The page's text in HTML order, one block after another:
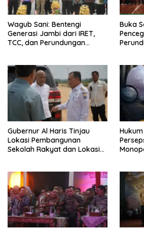
Wagub Sani: Bentengi
Generasi Jambi dari IRET,
TCC, dan Perundungan
Buka
bisa
depan
Gubernur Al Haris Tinjau
Lokasi Pembangunan
Sekolah Rakyat dan Lokasi